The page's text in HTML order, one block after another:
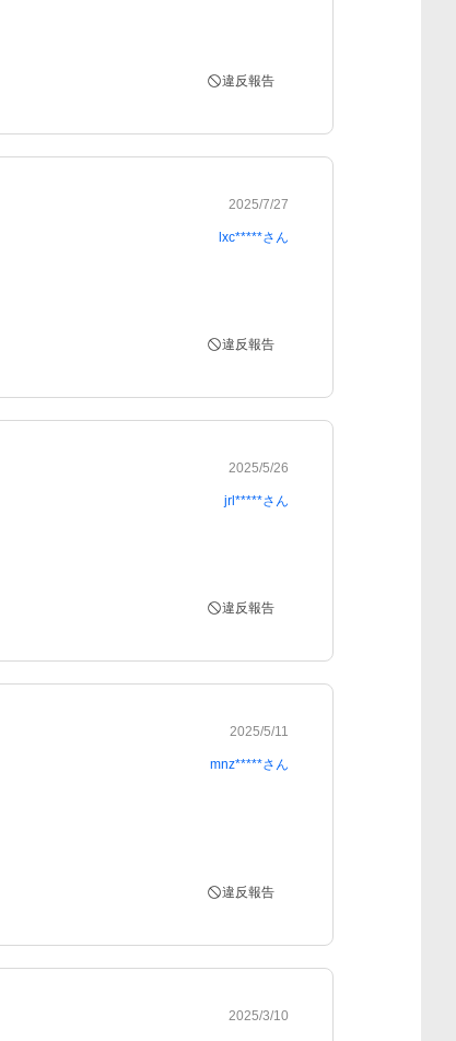
違反報告
2025/7/27
lxc*****さん
違反報告
2025/5/26
jrl*****さん
違反報告
2025/5/11
mnz*****さん
違反報告
2025/3/10